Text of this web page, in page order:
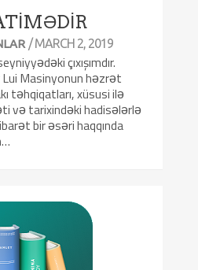
/ MARCH 2, 2019
çıxışımdır.
Masinyonun həzrət
təhqiqatları, xüsusi ilə
və tarixindəki hadisələrlə
bir əsəri haqqında